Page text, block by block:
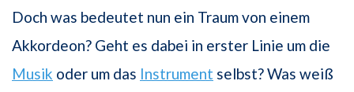
Doch was bedeutet nun ein Traum von einem
Akkordeon? Geht es dabei in erster Linie um die
Musik oder um das Instrument selbst? Was weiß